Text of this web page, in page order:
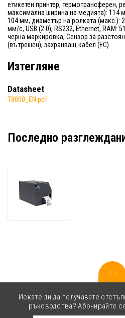
етикетен принтер, термотрансферен,
максимална ширина на медията): 114
104 мм, диаметър на ролката (макс.):
мм/с, USB (2.0), RS232, Ethernet, RAM:
черна маркировка, Сензор за
(вътрешен), захранващ кабел (ЕС)
Изтегляне
Datasheet
T8000_EN.pdf
Последно
8
RS232,
Ethernet
Искате ли да получавате
ръководства? Абонирайте